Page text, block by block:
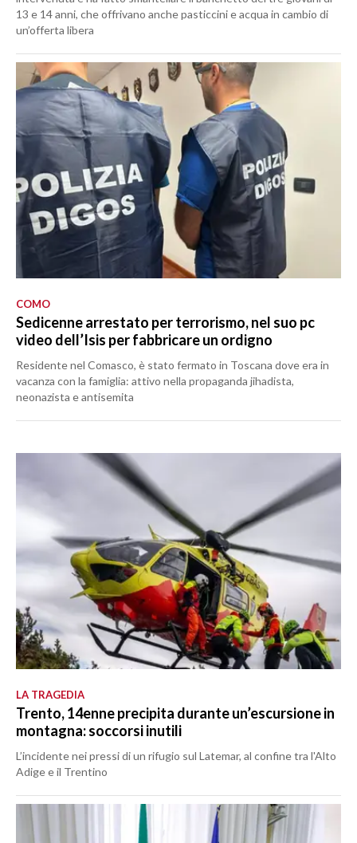
13 e 14 anni, che offrivano anche pasticcini e acqua in cambio di
un’offerta libera
COMO
Sedicenne arrestato per terrorismo, nel suo pc
video dell’Isis per fabbricare un ordigno
Residente nel Comasco, è stato fermato in Toscana dove era in
vacanza con la famiglia: attivo nella propaganda jihadista,
neonazista e antisemita
LA TRAGEDIA
Trento, 14enne precipita durante un’escursione in
montagna: soccorsi inutili
L’incidente nei pressi di un rifugio sul Latemar, al confine tra l'Alto
Adige e il Trentino